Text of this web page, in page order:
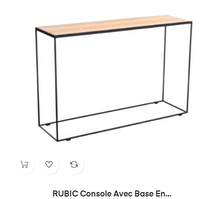
RUBIC Console Avec Base En...